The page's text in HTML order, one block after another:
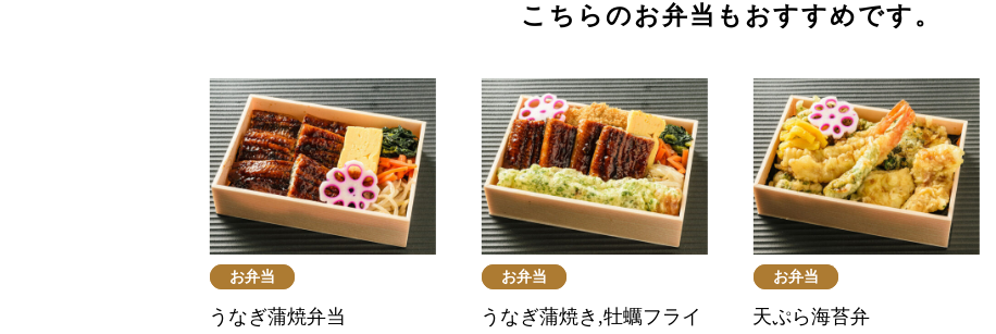
こちらのお弁当もおすすめです。
お弁当
うなぎ蒲焼弁当
お弁当
うなぎ蒲焼き,牡蠣フライ
お弁当
天ぷら海苔弁